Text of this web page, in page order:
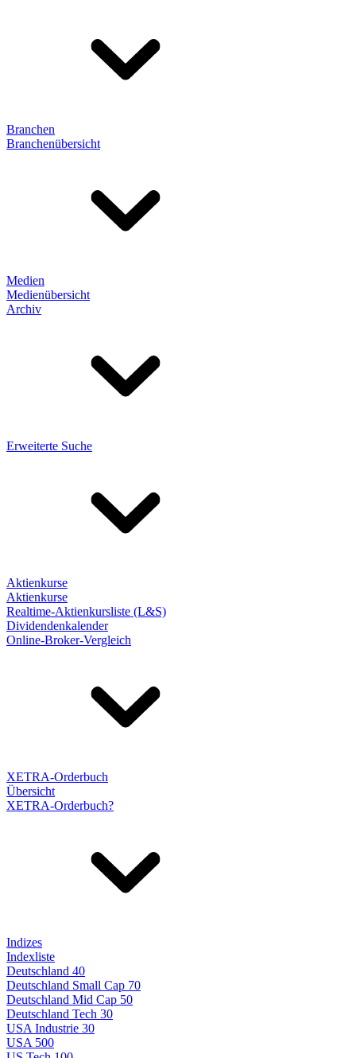
Branchen
Branchenübersicht
Medien
Medienübersicht
Archiv
Erweiterte Suche
Aktienkurse
Aktienkurse
Realtime-Aktienkursliste (L&S)
Dividendenkalender
Online-Broker-Vergleich
XETRA-Orderbuch
Übersicht
XETRA-Orderbuch?
Indizes
Indexliste
Deutschland 40
Deutschland Small Cap 70
Deutschland Mid Cap 50
Deutschland Tech 30
USA Industrie 30
USA 500